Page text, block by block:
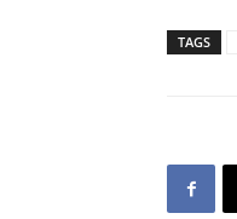
TAGS